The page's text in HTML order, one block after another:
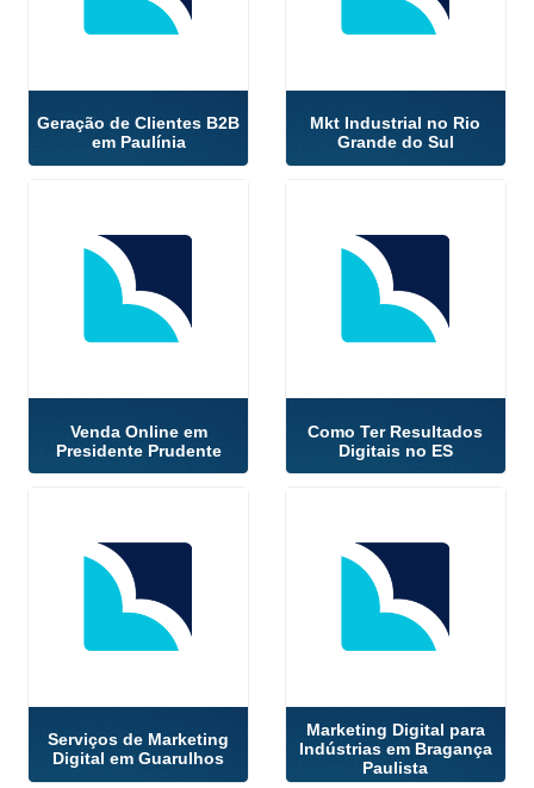
Geração de Clientes B2B
em Paulínia
Mkt Industrial no Rio
Grande do Sul
Venda Online em
Presidente Prudente
Como Ter Resultados
Digitais no ES
Serviços de Marketing
Digital em Guarulhos
Marketing Digital para
Indústrias em Bragança
Paulista